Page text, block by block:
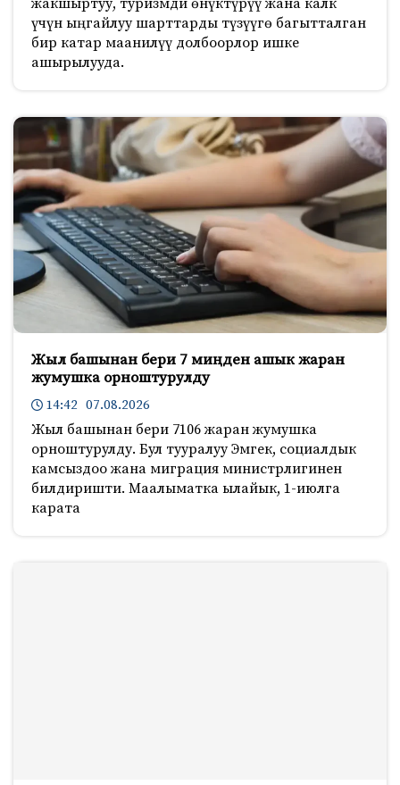
үчүн ыңгайлуу шарттарды түзүүгө багытталган
бир катар маанилүү долбоорлор ишке
ашырылууда.
Жыл башынан бери 7 миңден ашык жаран
жумушка орноштурулду
14:42 07.08.2026
Жыл башынан бери 7106 жаран жумушка
орноштурулду. Бул тууралуу Эмгек, социалдык
камсыздоо жана миграция министрлигинен
билдиришти. Маалыматка ылайык, 1-июлга
карата